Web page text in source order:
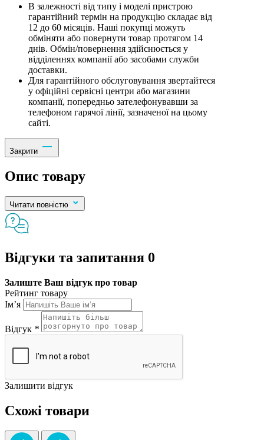
В залежності від типу і моделі пристрою
гарантійний термін на продукцію складає від
12 до 60 місяців. Наші покупці можуть
обміняти або повернути товар протягом 14
днів. Обмін/повернення здійснюється у
відділеннях компанії або засобами служби
доставки.
Для гарантійного обслуговування звертайтеся
у офіційні сервісні центри або магазини
компанії, попередньо зателефонувавши за
телефоном гарячої лінії, зазначеної на цьому
сайті.
Закрити
Опис товару
Читати повністю
Відгуки та запитання 0
Залиште Ваш відгук про товар
Рейтинг товару
Ім’я
Відгук *
Залишити відгук
Схожі товари